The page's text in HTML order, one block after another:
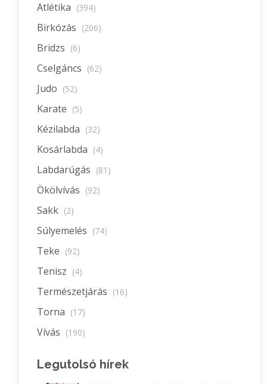
Atlétika (394)
Birkózás (206)
Bridzs (6)
Cselgáncs (62)
Judo (52)
Karate (5)
Kézilabda (32)
Kosárlabda (4)
Labdarúgás (81)
Ökölvívás (92)
Sakk (2)
Súlyemelés (74)
Teke (92)
Tenisz (4)
Természetjárás (16)
Torna (17)
Vívás (190)
Legutolsó hírek